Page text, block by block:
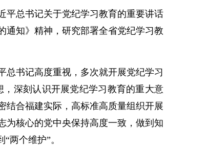
总书记关于党纪学习教育的重要讲话
通知》精神，研究部署全省党纪学习教
书记高度重视，多次就开展党纪学习
深刻认识开展党纪学习教育的重大意
结合福建实际，高标准高质量组织开展
为核心的党中央保持高度一致，做到知
两个维护”。